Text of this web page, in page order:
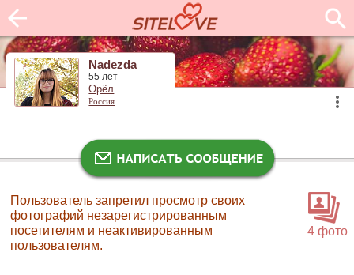
Nadezda
55 лет
Орёл
Россия
4 фото
Пользователь запретил просмотр своих
фотографий незарегистрированным
посетителям и неактивированным
пользователям.